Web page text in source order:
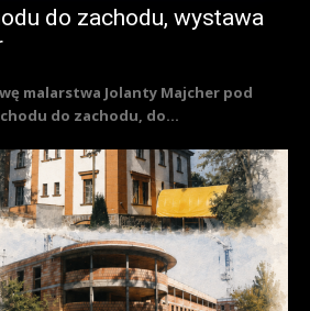
do zachodu, wystawa
malarstwa Jolanty Majcher pod
do zachodu, do...